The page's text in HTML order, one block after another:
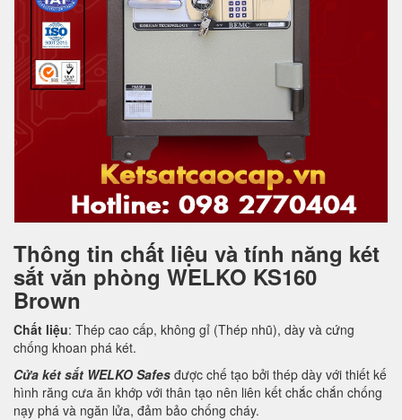
Thông tin chất liệu và tính năng két
sắt văn phòng WELKO KS160
Brown
Chất liệu: Thép cao cấp, không gỉ (Thép nhũ), dày và cứng
chống khoan phá két.
Cửa két sắt WELKO Safes được chế tạo bởi thép dày với thiết kế
hình răng cưa ăn khớp với thân tạo nên liên kết chắc chắn chống
nạy phá và ngăn lửa, đảm bảo chống cháy.